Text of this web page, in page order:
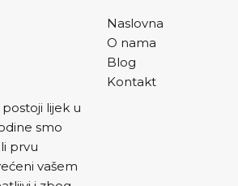
lijek u
smo
prvu
vašem
Naslovna
O nama
Blog
Kontakt